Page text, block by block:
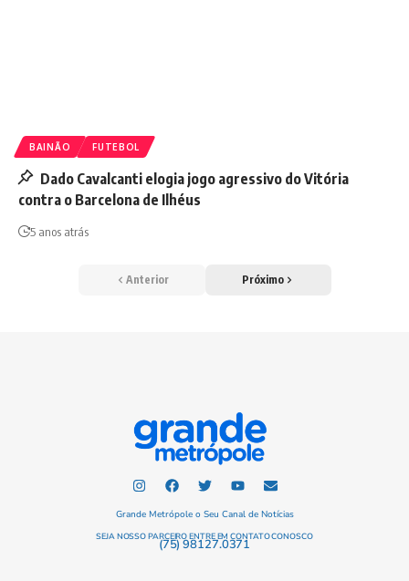
BAINÃO FUTEBOL
Dado Cavalcanti elogia jogo agressivo do Vitória
contra o Barcelona de Ilhéus
5 anos atrás
Anterior Próximo
Grande Metrópole o Seu Canal de Notícias
SEJA NOSSO PARCEIRO ENTRE EM CONTATO CONOSCO
(75) 98127.0371